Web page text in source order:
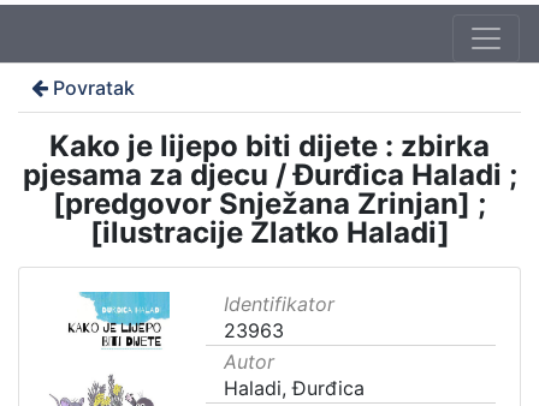
Povratak
Kako je lijepo biti dijete : zbirka
pjesama za djecu / Đurđica Haladi ;
[predgovor Snježana Zrinjan] ;
[ilustracije Zlatko Haladi]
Identifikator
23963
Autor
Haladi, Đurđica